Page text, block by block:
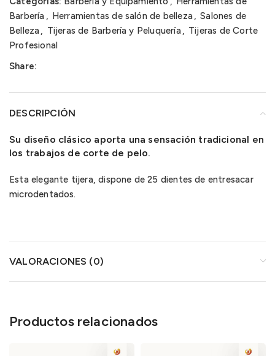
Barbería , Herramientas de salón de belleza, Salones de
Belleza, Tijeras de Barbería y Peluquería, Tijeras de Corte
Profesional
Share:
DESCRIPCIÓN
Su diseño clásico aporta una sensación tradicional en
los trabajos de corte de pelo.
Esta elegante tijera, dispone de 25 dientes de entresacar
microdentados.
VALORACIONES (0)
Productos relacionados